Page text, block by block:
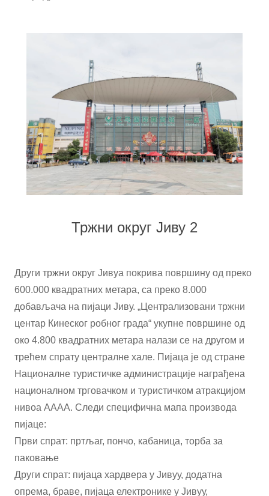
Тржни округ Јиву 2
Други тржни округ Јивуа покрива површину од преко
600.000 квадратних метара, са преко 8.000
добављача на пијаци Јиву. „Централизовани тржни
центар Кинеског робног града“ укупне површине од
око 4.800 квадратних метара налази се на другом и
трећем спрату централне хале. Пијаца је од стране
Националне туристичке администрације награђена
националном трговачком и туристичком атракцијом
нивоа АААА. Следи специфична мапа производа
пијаце:
Први спрат: пртљаг, пончо, кабаница, торба за
паковање
Други спрат: пијаца хардвера у Јивуу, додатна
опрема, браве, пијаца електронике у Јивуу,